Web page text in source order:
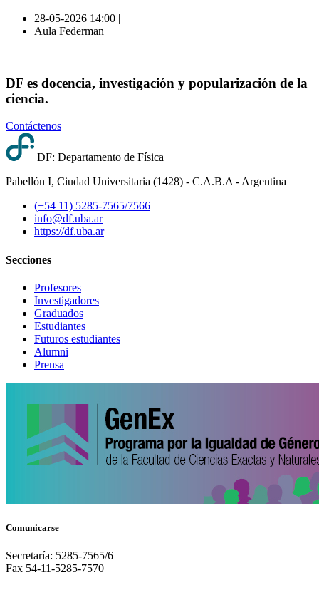
28-05-2026 14:00 |
Aula Federman
DF es docencia, investigación y popularización de la
ciencia.
Contáctenos
DF: Departamento de Física
Pabellón I, Ciudad Universitaria (1428) - C.A.B.A - Argentina
(+54 11) 5285-7565/7566
info@df.uba.ar
https://df.uba.ar
Secciones
Profesores
Investigadores
Graduados
Estudiantes
Futuros estudiantes
Alumni
Prensa
Comunicarse
Secretaría: 5285-7565/6
Fax 54-11-5285-7570